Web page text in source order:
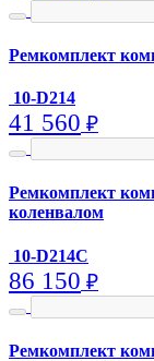
Ремкомплект
10-D214
41 560 ₽
Ремкомплект
коленвалом
10-D214C
86 150 ₽
Ремкомплект